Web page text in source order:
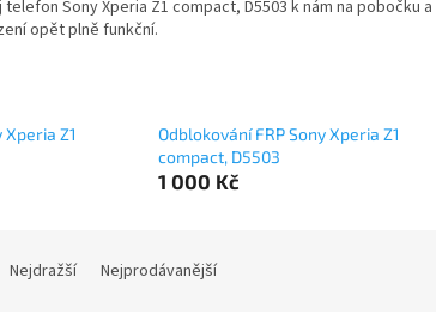
Sony Xperia Z1 compact, D5503 k nám na pobočku
opět plně funkční.
Z1
Odblokování FRP Sony Xperia Z1
compact, D5503
1 000 Kč
Nejdražší Nejprodávanější